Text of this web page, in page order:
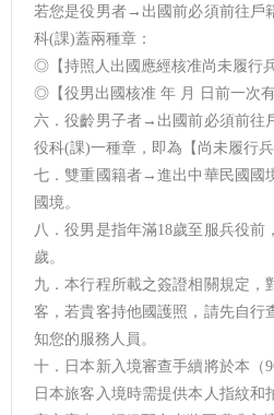
若您是役男者→出國前必須前往戶
科(課)蓋兩種章：
◎【持照人出國應經核准尚未履行
◎【役男出國核准 年 月 日前一次有
六．役齡男子者→出國前必須前往
役科(課)一種章，即為【尚未履行兵
七．雙重國籍者→進出中華民國國
國境。
八．役男是指年滿18歲至服兵役前
歲。
九．本行程所載之簽證相關規定，
客，若貴客持他國護照，請先自行
知您的服務人員。
十．日本新入境審查手續將於本（
日本旅客入境時需提供本人指紋